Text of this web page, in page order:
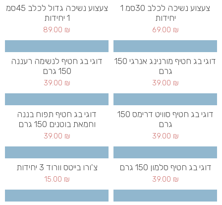
צעצוע נשיכה לכלב 30סמ 1
יחידות
69.00 ₪
צעצוע נשיכה גדול לכלב 45סמ
1 יחידות
89.00 ₪
דוגי בג חטיף מורנינג אנרגי 150
גרם
39.00 ₪
דוגי בג חטיף לנשימה רעננה
150 גרם
39.00 ₪
דוגי בג חטיף סוויט דרימס 150
גרם
39.00 ₪
דוגי בג חטיף תפוח בננה
וחמאת בוטנים 150 גרם
39.00 ₪
דוגי בג חטיף סלמון 150 גרם
39.00 ₪
צ'ורו בייטס וורוד 3 יחידות
15.00 ₪